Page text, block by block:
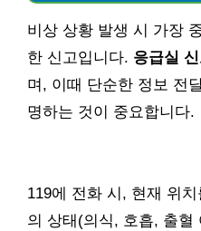
비상 상황 발생 시 가장
한 신고입니다. 응급실
며, 이때 단순한 정보 전
명하는 것이 중요합니다.
119에 전화 시, 현재 위
의 상태(의식, 호흡, 출혈